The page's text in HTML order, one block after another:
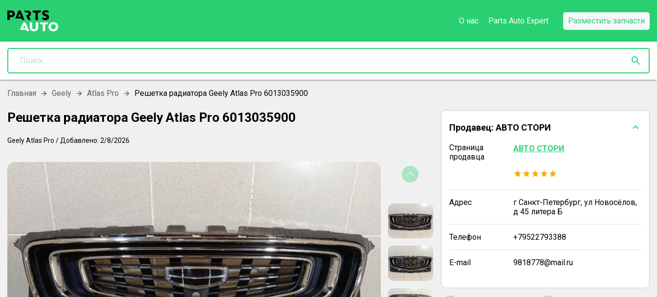
О нас Parts Auto Expert Разместить запчасти
Главная Geely Atlas Pro Решетка радиатора Geely Atlas Pro 6013035900
Решетка радиатора Geely Atlas Pro 6013035900
GeelyAtlas Pro / Добавлено: 2/8/2026
Продавец: АВТО СТОРИ
Страница
продавца
АВТО СТОРИ
Адрес
г Санкт-Петербург, ул Новосёлов,
д 45 литера Б
Телефон +79522793388
E-mail 9818778@mail.ru